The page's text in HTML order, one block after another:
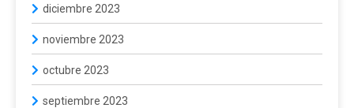
diciembre 2023
noviembre 2023
octubre 2023
septiembre 2023